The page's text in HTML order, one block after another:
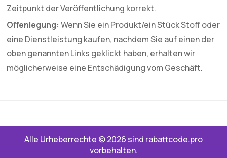
Zeitpunkt der Veröffentlichung korrekt.
Offenlegung: Wenn Sie ein Produkt/ein Stück Stoff oder
eine Dienstleistung kaufen, nachdem Sie auf einen der
oben genannten Links geklickt haben, erhalten wir
möglicherweise eine Entschädigung vom Geschäft.
Alle Urheberrechte © 2026 sind rabattcode.pro
vorbehalten.